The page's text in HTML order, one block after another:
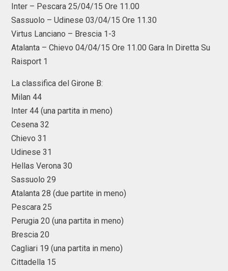
Inter – Pescara 25/04/15 Ore 11.00
Sassuolo – Udinese 03/04/15 Ore 11.30
Virtus Lanciano – Brescia 1-3
Atalanta – Chievo 04/04/15 Ore 11.00 Gara In Diretta Su
Raisport 1
La classifica del Girone B:
Milan 44
Inter 44 (una partita in meno)
Cesena 32
Chievo 31
Udinese 31
Hellas Verona 30
Sassuolo 29
Atalanta 28 (due partite in meno)
Pescara 25
Perugia 20 (una partita in meno)
Brescia 20
Cagliari 19 (una partita in meno)
Cittadella 15